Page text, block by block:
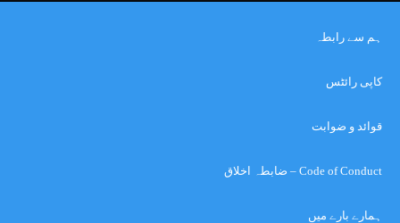
ہم سے رابطہ
کاپی رائٹس
قوائد و ضوابت
Code of Conduct – ضابطہ اخلاق
ہمارے بارے میں